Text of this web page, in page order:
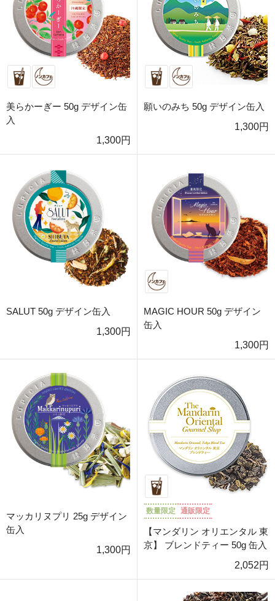
美らかーぎー 50g デザイン缶
入
1,300円
願いのみち 50g デザイン缶入
1,300円
SALUT 50g デザイン缶入
1,300円
MAGIC HOUR 50g デザイン
缶入
1,300円
マッカリヌプリ 25g デザイン
缶入
1,300円
数量限定 通販限定
【マンダリン オリエンタル 東
京】 ブレンドティー 50g 缶入
2,052円